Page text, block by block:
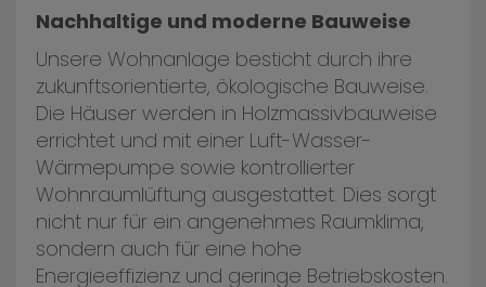
Nachhaltige und moderne Bauweise
Unsere Wohnanlage besticht durch ihre
zukunftsorientierte, ökologische Bauweise.
Die Häuser werden in Holzmassivbauweise
errichtet und mit einer Luft-Wasser-
Wärmepumpe sowie kontrollierter
Wohnraumlüftung ausgestattet. Dies sorgt
nicht nur für ein angenehmes Raumklima,
sondern auch für eine hohe
Energieeffizienz und geringe Betriebskosten.